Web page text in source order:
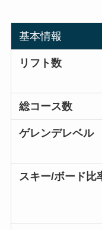
基本情報
リフト数
総コース数
ゲレンデレベル
スキー/ボード比